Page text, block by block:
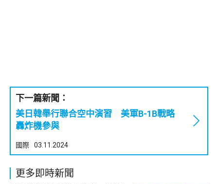
下一篇新聞：
美日韓舉行聯合空中演習 美軍B-1B戰略
轟炸機參與
國際 03.11.2024
更多即時新聞